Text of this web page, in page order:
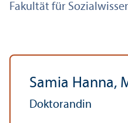
Fakultät für
Samia Hanna,
Doktorandin